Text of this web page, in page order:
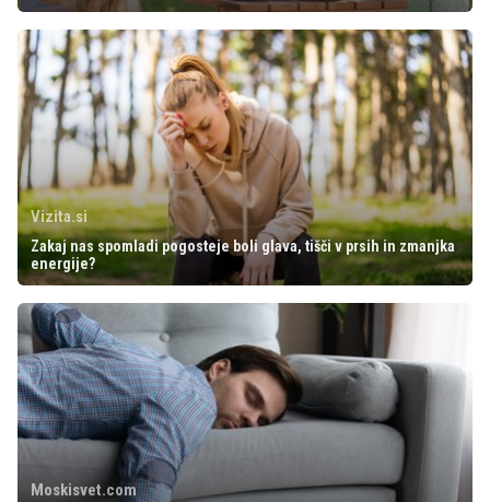
Vizita.si
Zakaj nas spomladi pogosteje boli glava, tišči v prsih in zmanjka
energije?
Moskisvet.com